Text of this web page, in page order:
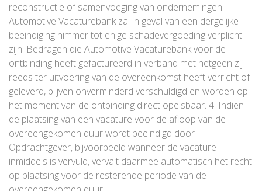
reconstructie of samenvoeging van ondernemingen.
Automotive Vacaturebank zal in geval van een dergelijke
beëindiging nimmer tot enige schadevergoeding verplicht
zijn. Bedragen die Automotive Vacaturebank voor de
ontbinding heeft gefactureerd in verband met hetgeen zij
reeds ter uitvoering van de overeenkomst heeft verricht of
geleverd, blijven onverminderd verschuldigd en worden op
het moment van de ontbinding direct opeisbaar. 4. Indien
de plaatsing van een vacature voor de afloop van de
overeengekomen duur wordt beëindigd door
Opdrachtgever, bijvoorbeeld wanneer de vacature
inmiddels is vervuld, vervalt daarmee automatisch het recht
op plaatsing voor de resterende periode van de